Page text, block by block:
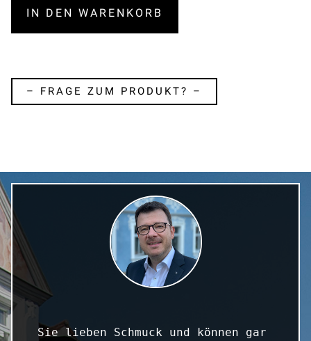
IN DEN WARENKORB
– FRAGE ZUM PRODUKT? –
Sie lieben Schmuck und können gar